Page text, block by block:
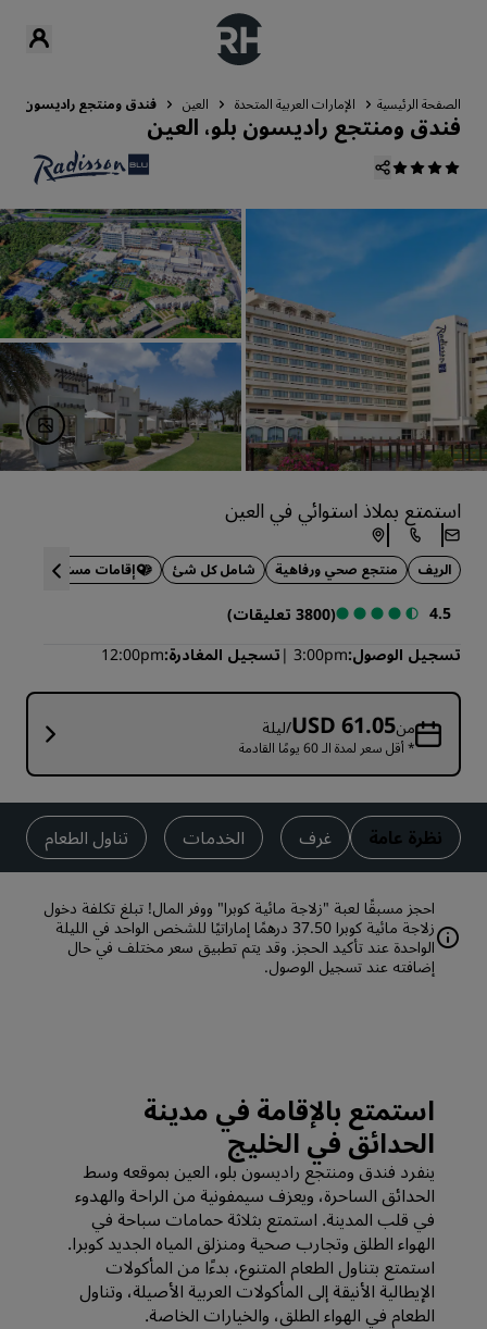
الصفحة الرئيسية الإمارات العربية المتحدة العين فندق ومنتجع راديسون
فندق ومنتجع راديسون بلو، العين
استمتع بملاذ استوائي في العين
الريف منتجع صحي ورفاهية شامل كل شئ إقامات مستدامة
4.5
(3800 تعليقات)
تسجيل الوصول 3:00pm تسجيل المغادرة 12:00pm
منUSD 61.05/ليلة
* أقل سعر لمدة الـ 60 يومًا القادمة
نظرة عامة غرف الخدمات تناول الطعام
احجز مسبقًا لعبة "زلاجة مائية كوبرا" ووفر المال! تبلغ تكلفة دخول
زلاجة مائية كوبرا 37.50 درهمًا إماراتيًا للشخص الواحد في الليلة
الواحدة عند تأكيد الحجز. وقد يتم تطبيق سعر مختلف في حال
إضافته عند تسجيل الوصول.
استمتع بالإقامة في مدينة
الحدائق في الخليج
ينفرد فندق ومنتجع راديسون بلو، العين بموقعه وسط
الحدائق الساحرة، ويعزف سيمفونية من الراحة والهدوء
في قلب المدينة. استمتع بثلاثة حمامات سباحة في
الهواء الطلق وتجارب صحية ومنزلق المياه الجديد كوبرا.
استمتع بتناول الطعام المتنوع، بدءًا من المأكولات
الإيطالية الأنيقة إلى المأكولات العربية الأصيلة، وتناول
الطعام في الهواء الطلق، والخيارات الخاصة.